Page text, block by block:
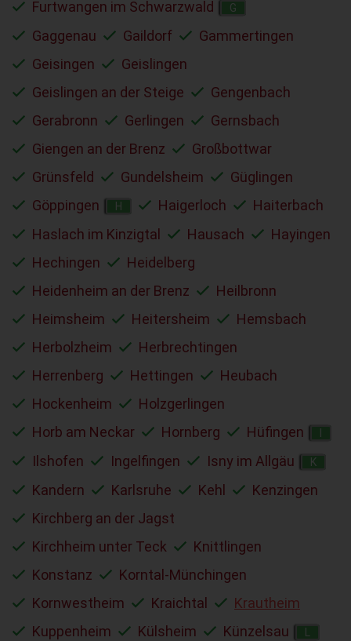
Furtwangen im Schwarzwald G
Gaggenau Gaildorf
Gammertingen
Geisingen
Geislingen
Geislingen an der Steige
Gengenbach
Gerabronn
Gerlingen
Gernsbach
Giengen an der Brenz
Großbottwar
Grünsfeld
Gundelsheim
Güglingen
Göppingen
H Haigerloch
Haiterbach
Haslach im Kinzigtal
Hausach
Hayingen
Hechingen
Heidelberg
Heidenheim an der Brenz
Heilbronn
Heimsheim
Heitersheim
Hemsbach
Herbolzheim
Herbrechtingen
Herrenberg
Hettingen
Heubach
Hockenheim
Holzgerlingen
Horb am Neckar
Hornberg Hüfingen
Ilshofen Ingelfingen Isny im Allgäu K
Kandern Karlsruhe Kehl
Kenzingen
Kirchberg an der Jagst
Kirchheim unter Teck
Knittlingen
Konstanz
Korntal-Münchingen
Kornwestheim
Kraichtal
Krautheim
Kuppenheim
Külsheim Künzelsau